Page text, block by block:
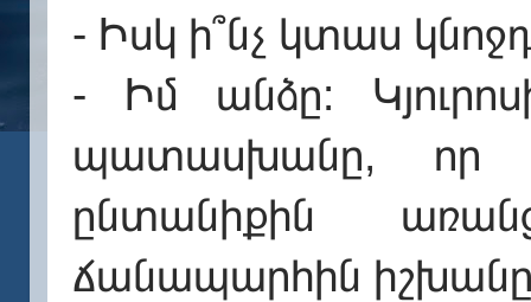
- Իսկ ի՞նչ կտաս
- Իմ անձը:
պատասխանը, որ
ընտանիքին
ճանապարհին իշխանը